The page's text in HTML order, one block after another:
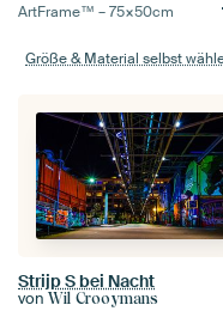
ArtFrame™ –75×50cm
Größe & Material selbst
Strijp S bei Nacht
von Wil Crooymans